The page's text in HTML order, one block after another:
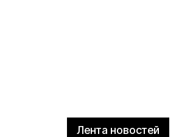
Лента новостей